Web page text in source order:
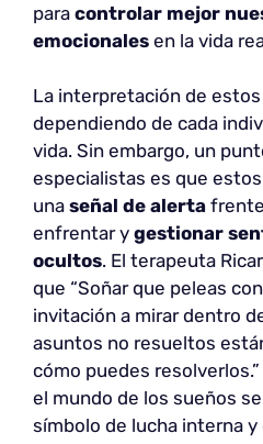
para controlar mejor
emocionales en la vida
La interpretación de
dependiendo de cada
vida. Sin embargo, un
especialistas es que
una señal de alerta
enfrentar y gestionar
ocultos. El terapeuta
que “Soñar que peleas
invitación a mirar dentro
asuntos no resueltos
cómo puedes
el mundo de los sueños
símbolo de lucha interna